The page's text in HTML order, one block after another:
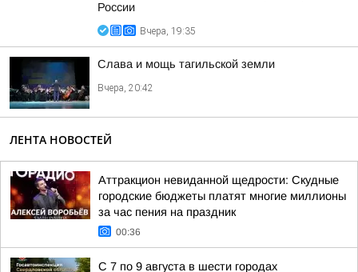
России
Вчера, 19:35
Слава и мощь тагильской земли
Вчера, 20:42
ЛЕНТА НОВОСТЕЙ
Аттракцион невиданной щедрости: Скудные
городские бюджеты платят многие миллионы
за час пения на праздник
00:36
С 7 по 9 августа в шести городах